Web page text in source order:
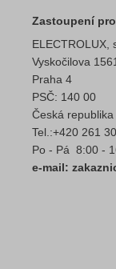
Zastoupení
ELECTROLUX,
Vyskočilova
Praha 4
PSČ: 140 00
Česká republika
Tel.:+420 261
Po - Pá 8:00 -
e-mail: